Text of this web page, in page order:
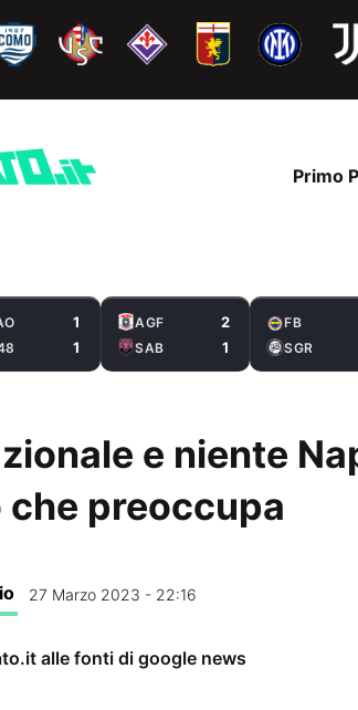
Primo
1
1
AGF 2
SAB 1
FB
SGR
e niente
che preoccupa
27 Marzo 2023 - 22:16
alle fonti di google news